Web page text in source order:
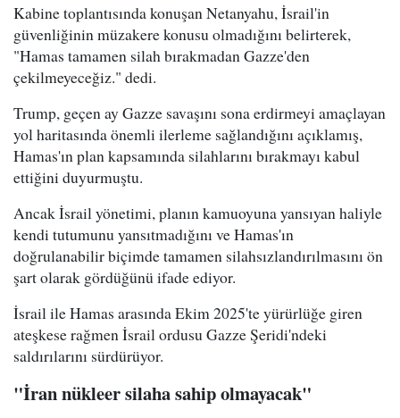
Kabine toplantısında konuşan Netanyahu, İsrail'in
güvenliğinin müzakere konusu olmadığını belirterek,
"Hamas tamamen silah bırakmadan Gazze'den
çekilmeyeceğiz." dedi.
Trump, geçen ay Gazze savaşını sona erdirmeyi amaçlayan
yol haritasında önemli ilerleme sağlandığını açıklamış,
Hamas'ın plan kapsamında silahlarını bırakmayı kabul
ettiğini duyurmuştu.
Ancak İsrail yönetimi, planın kamuoyuna yansıyan haliyle
kendi tutumunu yansıtmadığını ve Hamas'ın
doğrulanabilir biçimde tamamen silahsızlandırılmasını ön
şart olarak gördüğünü ifade ediyor.
İsrail ile Hamas arasında Ekim 2025'te yürürlüğe giren
ateşkese rağmen İsrail ordusu Gazze Şeridi'ndeki
saldırılarını sürdürüyor.
"İran nükleer silaha sahip olmayacak"